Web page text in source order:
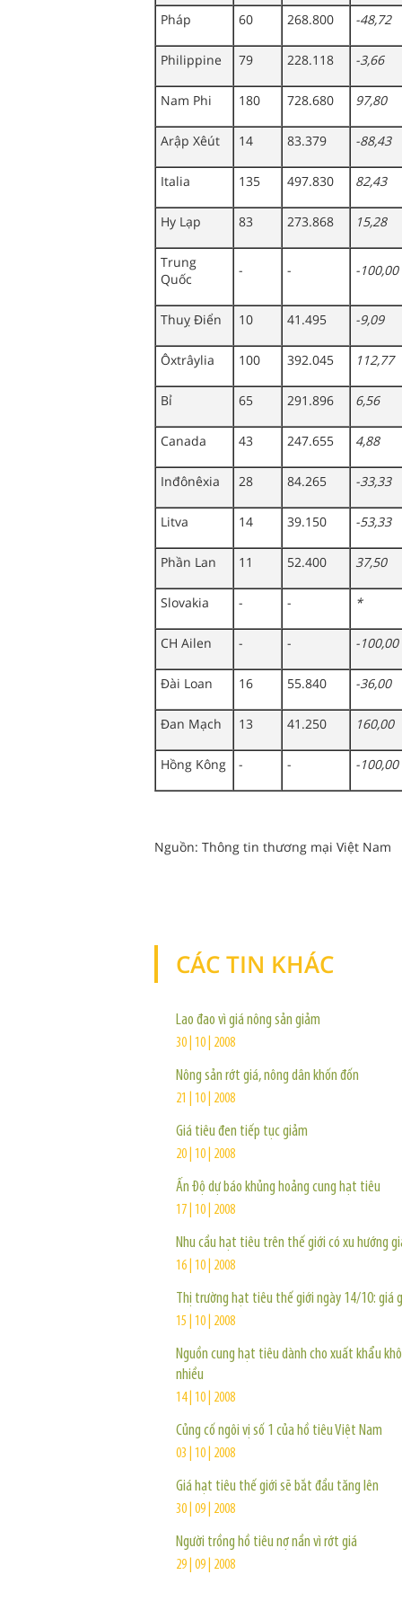
Pháp 60 268.800 -48,72
Philippine 79 228.118 -3,66
Nam Phi 180 728.680 97,80
Arập Xêút 14 83.379 -88,43
Italia 135 497.830 82,43
Hy Lạp 83 273.868 15,28
Trung
Quốc
- - -100,00
Thuỵ Điển 10 41.495 -9,09
Ôxtrâylia 100 392.045 112,77
Bỉ 65 291.896 6,56
Canada 43 247.655 4,88
Inđônêxia 28 84.265 -33,33
Litva 14 39.150 -53,33
Phần Lan 11 52.400 37,50
Slovakia - - *
CH Ailen - - -100,00
Đài Loan 16 55.840 -36,00
Đan Mạch 13 41.250 160,00
Hồng Kông - - -100,00
Nguồn: Thông tin thương mại Việt Nam
CÁC TIN KHÁC
Lao đao vì giá nông sản giảm
30 | 10 | 2008
Nông sản rớt giá, nông dân khốn đốn
21 | 10 | 2008
Giá tiêu đen tiếp tục giảm
20 | 10 | 2008
Ấn Độ dự báo khủng hoảng cung hạt tiêu
17 | 10 | 2008
Nhu cầu hạt tiêu trên thế giới có xu hướng
16 | 10 | 2008
Thị trường hạt tiêu thế giới ngày 14/10: giá
15 | 10 | 2008
Nguồn cung hạt tiêu dành cho xuất khẩu
nhiều
14 | 10 | 2008
Củng cố ngôi vị số 1 của hồ tiêu Việt Nam
03 | 10 | 2008
Giá hạt tiêu thế giới sẽ bắt đầu tăng lên
30 | 09 | 2008
Người trồng hồ tiêu nợ nần vì rớt giá
29 | 09 | 2008